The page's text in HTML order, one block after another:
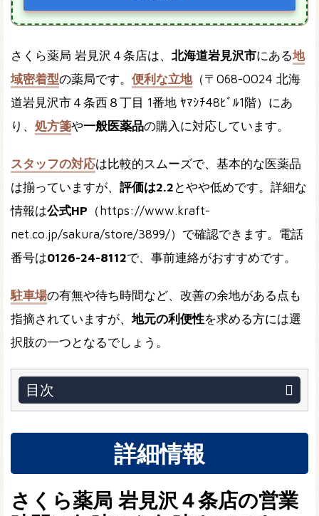
さくら薬局 岩見沢４条店は、 北海道岩見沢市にある地
域密着型の薬局です。 便利な立地（〒068-0024 北海
道岩見沢市４条西８丁目 1番地 ﾔﾏｼﾁ48ﾋﾞﾙ1階）にあ
り、 処方箋や一般医薬品の購入に対応しています。
スタッフの対応は比較的スムーズで、基本的な医薬品
は揃っていますが、 評価は2.2 とやや低めです。詳細な
情報は公式HP （https://www.kraft-
net.co.jp/sakura/store/3899/）で確認できます。電話
番号は0126-24-8112で、事前連絡がおすすめです。
駐車場の有無や待ち時間など、改善の余地がある点も
指摘されていますが、 地元の利便性を求める方には選
択肢の一つとなるでしょう。
目次
詳細情報
さくら薬局 岩見沢４条店の営業